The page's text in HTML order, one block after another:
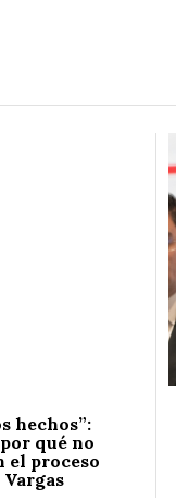
hechos”:
qué no
el proceso